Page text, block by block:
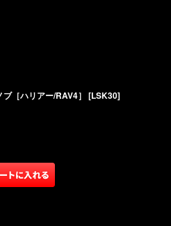
［ハリアー/RAV4］ [LSK30]